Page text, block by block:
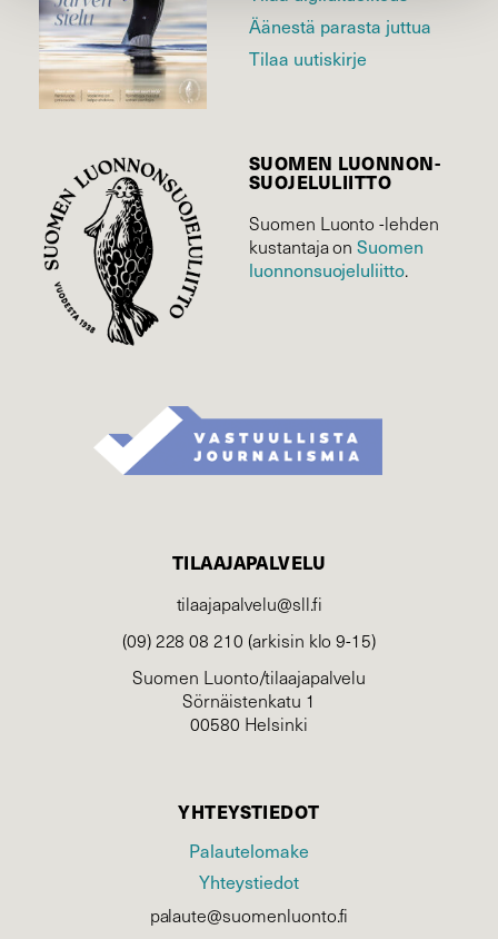
Äänestä parasta juttua
Tilaa uutiskirje
SUOMEN LUONNON­
SUOJELU­LIITTO
Suomen Luonto -lehden
kustantaja onSuomen
luonnonsuojelu­liitto.
TILAAJAPALVELU
tilaajapalvelu@sll.fi
(09) 228 08 210 (arkisin klo 9-15)
Suomen Luonto/tilaajapalvelu
Sörnäistenkatu 1
00580 Helsinki
YHTEYSTIEDOT
Palautelomake
Yhteystiedot
palaute@suomenluonto.fi